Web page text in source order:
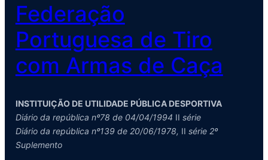
Federação
Portuguesa de Tiro
com Armas de Caça
INSTITUIÇÃO DE UTILIDADE PÚBLICA DESPORTIVA
Diário da república nº78 de 04/04/1994 II série
Diário da república nº139 de 20/06/1978, II série 2º
Suplemento